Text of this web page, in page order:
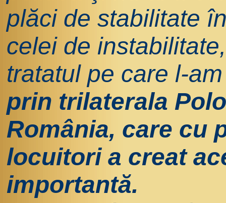
plăci de stabilitate
celei de
tratatul pe care l-
prin trilaterala
România, care cu
locuitori a creat
importantă.